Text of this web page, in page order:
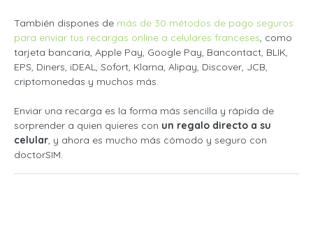
También dispones de más de 30 métodos de pago seguros
para enviar tus recargas online a celulares franceses, como
tarjeta bancaria, Apple Pay, Google Pay, Bancontact, BLIK,
EPS, Diners, iDEAL, Sofort, Klarna, Alipay, Discover, JCB,
criptomonedas y muchos más.
Enviar una recarga es la forma más sencilla y rápida de
sorprender a quien quieres con un regalo directo a su
celular, y ahora es mucho más cómodo y seguro con
doctorSIM.